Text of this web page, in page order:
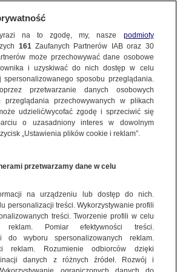
KONTAKT24
Wyślij Materiał
Dzień dobry!
do wszystkich usług
Chojnice
(Pomorskie) |
na to zgodę, my, nasze podmioty
161Zaufanych Partnerów IAB oraz 30
może przechowywać dane osobowe
i uzyskiwać do nich dostęp w celu
spersonalizowanego sposobu przeglądania.
przetwarzanie danych osobowych
przeglądania przechowywanych w plikach
udzielić/wycofać zgodę i sprzeciwić się
o uzasadniony interes w dowolnym
„Ustawienia plików cookie i reklam”.
przetwarzamy dane w celu
na urządzeniu lub dostęp do nich.
personalizacji treści. Wykorzystywanie profili
treści. Tworzenie profili w celu
reklam. Pomiar efektywności treści.
do wyboru spersonalizowanych reklam.
reklam. Rozumienie odbiorców dzięki
danych z różnych źródeł. Rozwój i